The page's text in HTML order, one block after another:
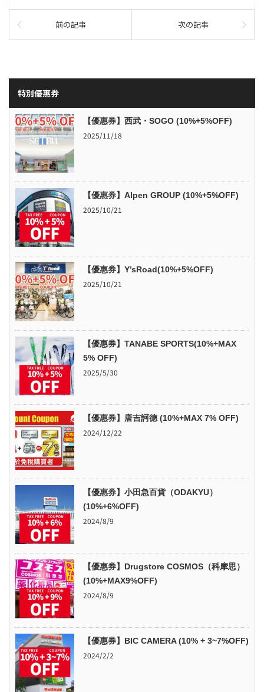
前の記事 次の記事
特別優惠券
【優惠券】西武・SOGO (10%+5%OFF)
2025/11/18
【優惠券】Alpen GROUP (10%+5%OFF)
2025/10/21
【優惠券】Y’sRoad(10%+5%OFF)
2025/10/21
【優惠券】TANABE SPORTS(10%+MAX
5% OFF)
2025/5/30
【優惠券】唐吉訶德 (10%+MAX 7% OFF)
2024/12/22
【優惠券】小田急百貨（ODAKYU）
(10%+6%OFF)
2024/8/9
【優惠券】Drugstore COSMOS（科摩思）
(10%+MAX9%OFF)
2024/8/9
【優惠券】BIC CAMERA (10% + 3~7%OFF)
2024/2/2